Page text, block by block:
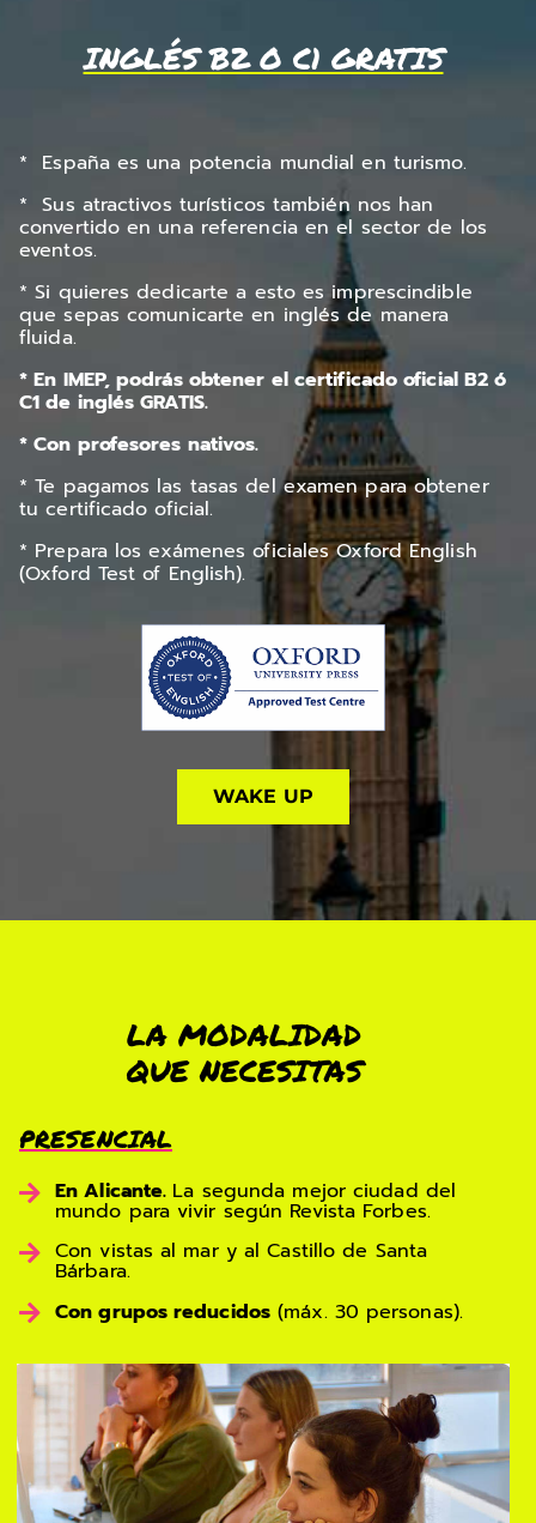
INGLÉS B2 O C1 GRATIS
* España es una potencia mundial en turismo.
* Sus atractivos turísticos también nos han
convertido en una referencia en el sector de los
eventos.
* Si quieres dedicarte a esto es imprescindible
que sepas comunicarte en inglés de manera
fluida.
* En IMEP, podrás obtener el certificado oficial B2 ó
C1 de inglés GRATIS.
* Con profesores nativos.
* Te pagamos las tasas del examen para obtener
tu certificado oficial.
* Prepara los exámenes oficiales Oxford English
(Oxford Test of English).
WAKE UP
LA MODALIDAD
QUE NECESITAS
PRESENCIAL
En Alicante. La segunda mejor ciudad del
mundo para vivir según Revista Forbes.
Con vistas al mar y al Castillo de Santa
Bárbara.
Con grupos reducidos (máx. 30 personas).